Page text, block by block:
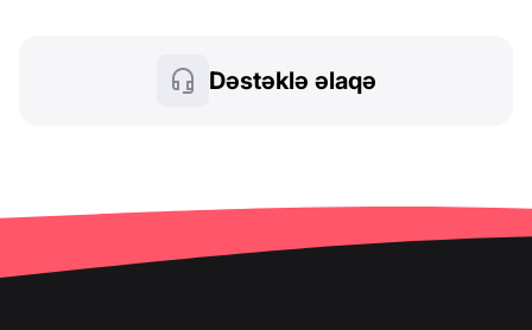
Dəstəklə əlaqə